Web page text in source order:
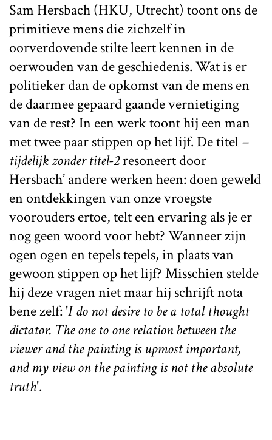
Sam Hersbach (HKU, Utrecht) toont ons de
primitieve mens die zichzelf in
oorverdovende stilte leert kennen in de
oerwouden van de geschiedenis. Wat is er
politieker dan de opkomst van de mens en
de daarmee gepaard gaande vernietiging
van de rest? In een werk toont hij een man
met twee paar stippen op het lijf. De titel–
tijdelijk zonder titel-2resoneert door
Hersbach’ andere werken heen: doen geweld
en ontdekkingen van onze vroegste
voorouders ertoe, telt een ervaring als je er
nog geen woord voor hebt? Wanneer zijn
ogen ogen en tepels tepels, in plaats van
gewoon stippen op het lijf? Misschien stelde
hij deze vragen niet maar hij schrijft nota
bene zelf: 'I do not desire to be a total thought
dictator. The one to one relation between the
viewer and the painting is upmost important,
and my view on the painting is not the absolute
truth'.